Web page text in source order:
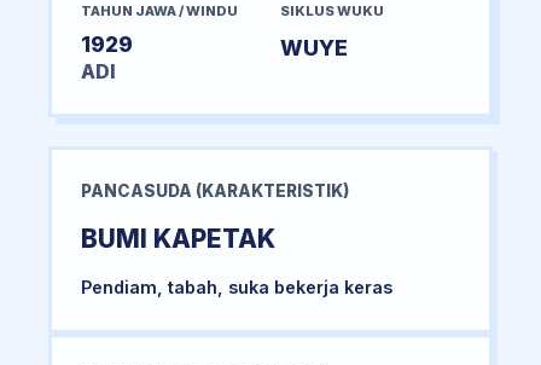
TAHUN JAWA / WINDU
1929
ADI
SIKLUS WUKU
WUYE
PANCASUDA (KARAKTERISTIK)
BUMI KAPETAK
Pendiam, tabah, suka bekerja keras